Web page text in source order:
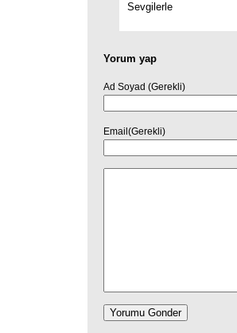
Sevgilerle
Yorum yap
Ad Soyad (Gerekli)
Email(Gerekli)